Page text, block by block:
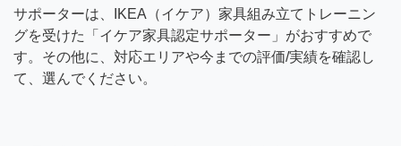
サポーターは、IKEA（イケア）家具組み立てトレーニン
グを受けた「イケア家具認定サポーター」がおすすめで
す。その他に、対応エリアや今までの評価/実績を確認し
て、選んでください。